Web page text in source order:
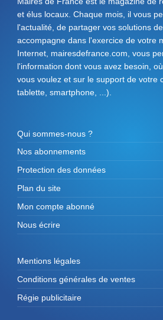
et élus locaux. Chaque mois, il vous
l'actualité, de partager vos solutions
accompagne dans l'exercice de votre
Internet, mairesdefrance.com, vous
l'information dont vous avez besoin,
vous voulez et sur le support de votre
tablette, smartphone, ...).
Qui sommes-nous ?
Nos abonnements
Protection des données
Plan du site
Mon compte abonné
Nous écrire
Mentions légales
Conditions générales de ventes
Régie publicitaire